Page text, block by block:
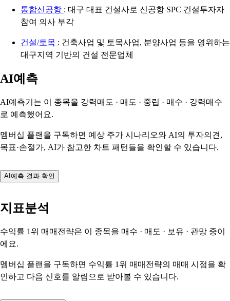
통합신공항 : 대구 대표 건설사로 신공항 SPC 건설투자자
참여 의사 부각
건설/토목 : 건축사업 및 토목사업, 분양사업 등을 영위하는
대구지역 기반의 건설 전문업체
AI예측
AI예측기는 이 종목을 강력매도 · 매도 · 중립 · 매수 · 강력매수
로 예측했어요.
멤버십 플랜을 구독하면 예상 주가 시나리오와 AI의 투자의견,
목표·손절가, AI가 참고한 차트 패턴들을 확인할 수 있습니다.
AI예측 결과 확인
지표분석
수익률 1위 매매전략은 이 종목을 매수 · 매도 · 보유 · 관망 중이
에요.
멤버십 플랜을 구독하면 수익률 1위 매매전략의 매매 시점을 확
인하고 다음 신호를 알림으로 받아볼 수 있습니다.